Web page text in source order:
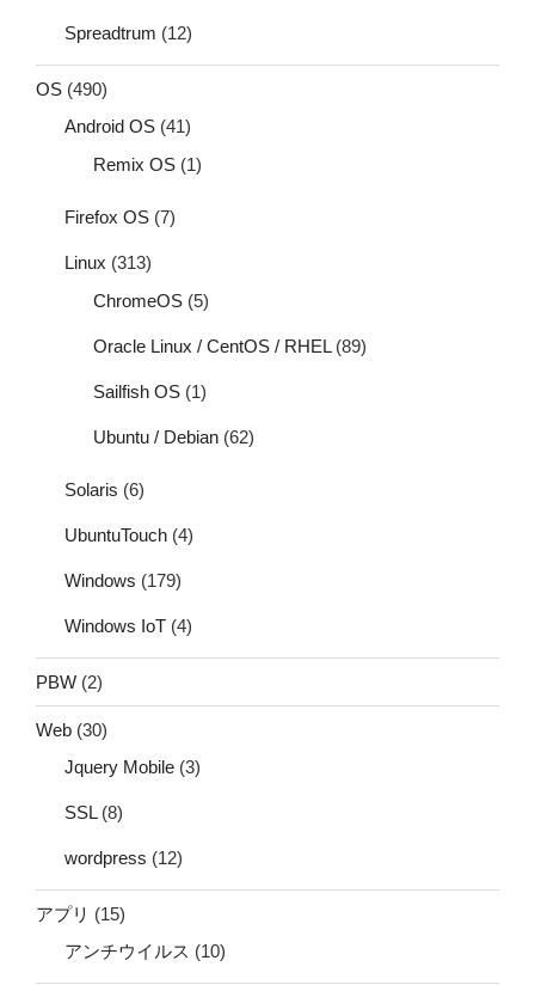
Spreadtrum (12)
OS (490)
Android OS (41)
Remix OS (1)
Firefox OS (7)
Linux (313)
ChromeOS (5)
Oracle Linux / CentOS / RHEL(89)
Sailfish OS (1)
Ubuntu / Debian (62)
Solaris (6)
UbuntuTouch (4)
Windows (179)
Windows IoT (4)
PBW (2)
Web (30)
Jquery Mobile (3)
SSL(8)
wordpress (12)
アプリ (15)
アンチウイルス (10)